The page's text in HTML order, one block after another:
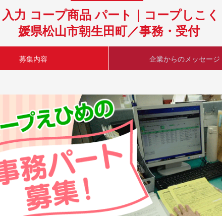
力 コープ商品 パート｜コープしこ
媛県松山市朝生田町／事務・受付
募集内容 企業からのメッセージ